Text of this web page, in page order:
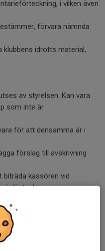
i vilken även
förvara nämnda
klubbens idrotts material,
av styrelsen. Kan vara
som inte är
för att densamma är i
förslag till avskrivning
kassören vid
i klubben tillsätter
har till uppgift att